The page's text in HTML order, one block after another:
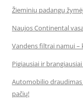
Žieminių padangų
Naujos Continental
Vandens filtrai namui
Pigiausiai ir
Automobilio draudimas
pačių!